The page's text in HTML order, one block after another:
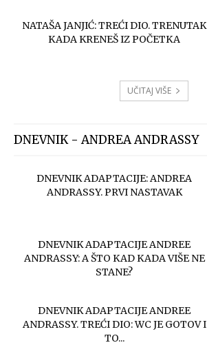
NATAŠA JANJIĆ: TREĆI DIO. TRENUTAK
KADA KRENEŠ IZ POČETKA
UČITAJ VIŠE
DNEVNIK - ANDREA ANDRASSY
DNEVNIK ADAPTACIJE: ANDREA
ANDRASSY. PRVI NASTAVAK
DNEVNIK ADAPTACIJE ANDREE
ANDRASSY: A ŠTO KAD KADA VIŠE NE
STANE?
DNEVNIK ADAPTACIJE ANDREE
ANDRASSY. TREĆI DIO: WC JE GOTOV I
TO...